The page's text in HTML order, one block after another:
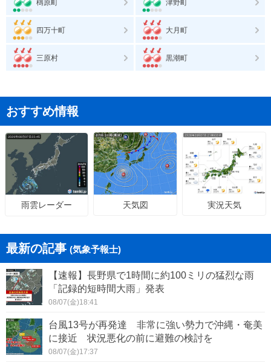
檮原町 津野町
四万十町 大月町
三原村 黒潮町
おすすめ情報
雨雲レーダー 天気図 実況天気
最新の記事 (気象予報士)
【速報】長野県で1時間に約100ミリの猛烈な雨
「記録的短時間大雨」発表
08/07(金)18:41
台風13号が再発達 非常に強い勢力で沖縄・奄美
に接近 状況悪化の前に避難の検討を
08/07(金)17:37